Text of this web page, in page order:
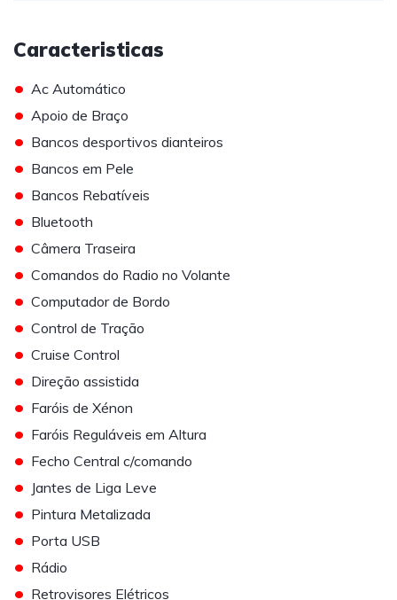
Caracteristicas
• Ac Automático
• Apoio de Braço
• Bancos desportivos dianteiros
• Bancos em Pele
• Bancos Rebatíveis
• Bluetooth
• Câmera Traseira
• Comandos do Radio no Volante
• Computador de Bordo
• Control de Tração
• Cruise Control
• Direção assistida
• Faróis de Xénon
• Faróis Reguláveis em Altura
• Fecho Central c/comando
• Jantes de Liga Leve
• Pintura Metalizada
• Porta USB
• Rádio
• Retrovisores Elétricos